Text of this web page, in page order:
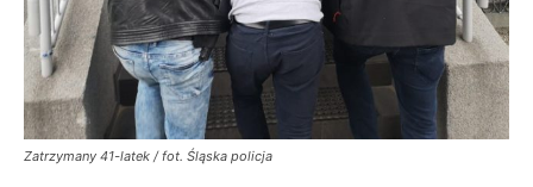
Zatrzymany 41-latek / fot. Śląska policja